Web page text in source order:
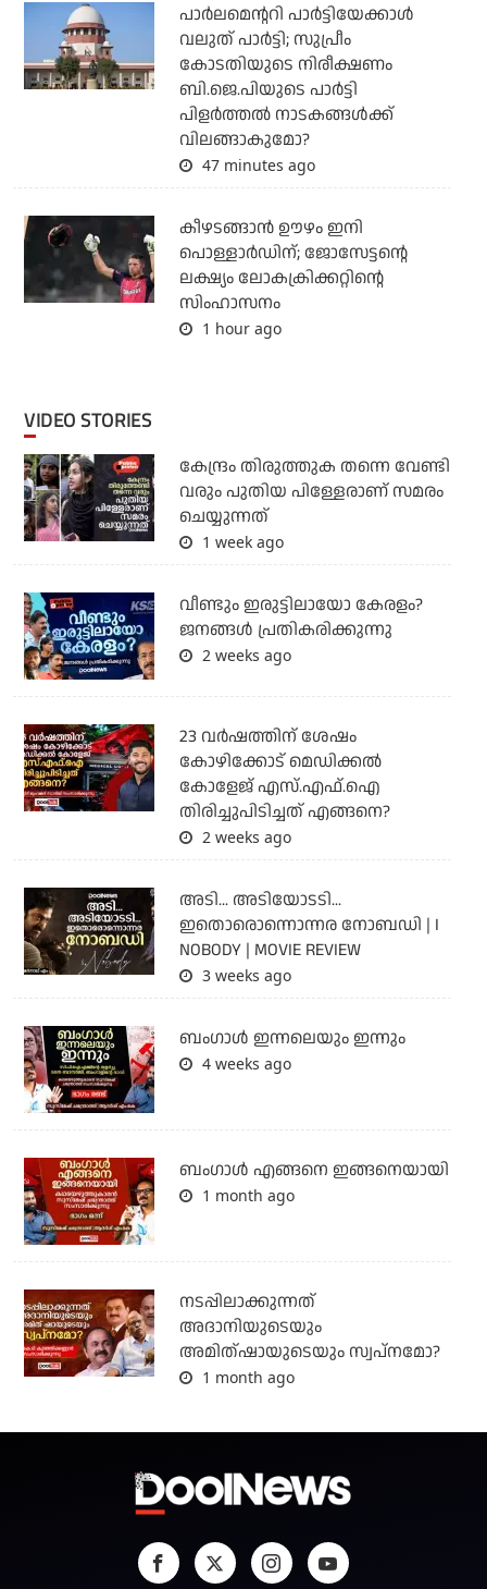
പാര്‍ലമെന്ററി പാര്‍ട്ടിയേക്കാള്‍
വലുത് പാര്‍ട്ടി; സുപ്രീം
കോടതിയുടെ നിരീക്ഷണം
ബി.ജെ.പിയുടെ പാര്‍ട്ടി
പിളര്‍ത്തല്‍ നാടകങ്ങള്‍ക്ക്
വിലങ്ങാകുമോ?
47 minutes ago
കീഴടങ്ങാന്‍ ഊഴം ഇനി
പൊള്ളാര്‍ഡിന്; ജോസേട്ടന്റെ
ലക്ഷ്യം ലോകക്രിക്കറ്റിന്റെ
സിംഹാസനം
1 hour ago
VIDEO STORIES
കേന്ദ്രം തിരുത്തുക തന്നെ വേണ്ടി
വരും പുതിയ പിള്ളേരാണ് സമരം
ചെയ്യുന്നത്
1 week ago
വീണ്ടും ഇരുട്ടിലായോ കേരളം?
ജനങ്ങൾ പ്രതികരിക്കുന്നു
2 weeks ago
23 വർഷത്തിന് ശേഷം
കോഴിക്കോട് മെഡിക്കൽ
കോളേജ് എസ്.എഫ്.ഐ
തിരിച്ചുപിടിച്ചത് എങ്ങനെ?
2 weeks ago
അടി... അടിയോടടി...
ഇതൊരൊന്നൊന്നര നോബഡി | I
NOBODY | MOVIE REVIEW
3 weeks ago
ബംഗാള്‍ ഇന്നലെയും ഇന്നും
4 weeks ago
ബം​ഗാൾ എങ്ങനെ ഇങ്ങനെയായി
1 month ago
നടപ്പിലാക്കുന്നത്
അദാനിയുടെയും
അമിത്ഷായുടെയും സ്വപ്നമോ?
1 month ago